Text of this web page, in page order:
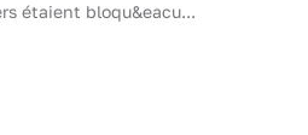
étaient bloqu&eacu...